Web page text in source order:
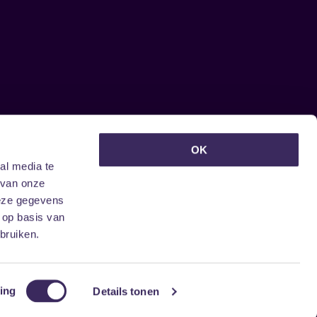
media te
onze
gegevens
basis van
Details tonen
OK
ontvangen?